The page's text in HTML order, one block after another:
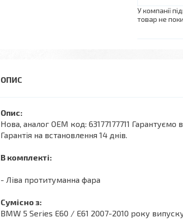
У компанії
товар не
Опис:
Нова, аналог OEM код: 63177177711 Гарантуємо
Гарантія на встановлення 14 днів.
В комплекті:
- Ліва протитуманна фара
Cумісно з:
BMW 5 Series E60 / E61 2007-2010 року